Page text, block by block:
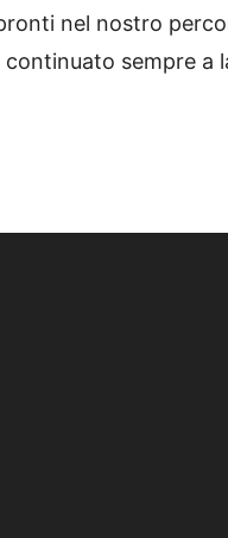
nel nostro
sempre a